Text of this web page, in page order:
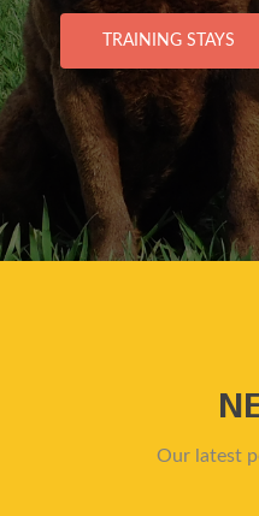
TRAINING STAYS
Our latest